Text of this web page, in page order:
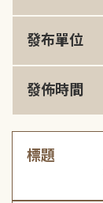
發布單位
發佈時間
標題